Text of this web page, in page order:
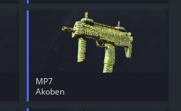
MP7
Akoben